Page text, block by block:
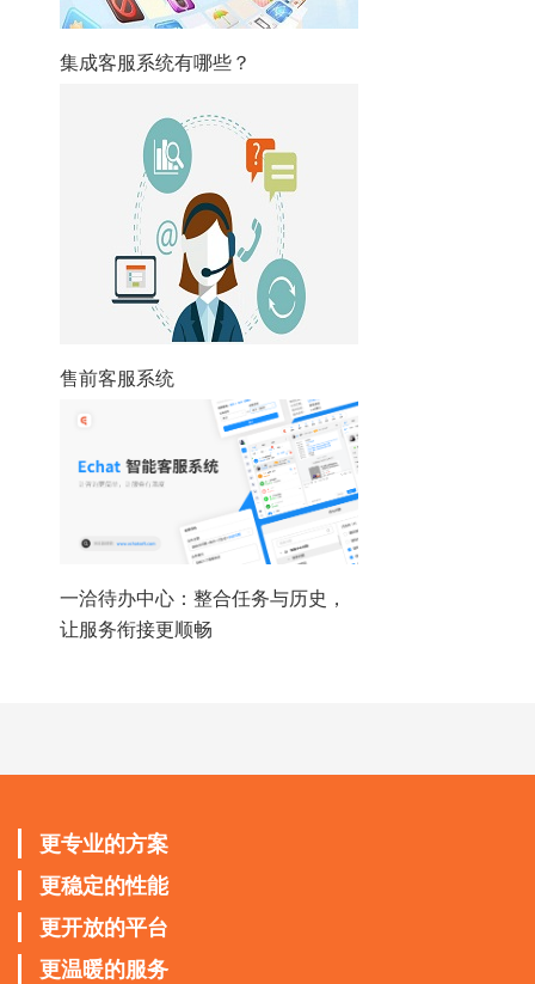
集成客服系统有哪些？
售前客服系统
一洽待办中心：整合任务与历史，
让服务衔接更顺畅
更专业的方案
更稳定的性能
更开放的平台
更温暖的服务